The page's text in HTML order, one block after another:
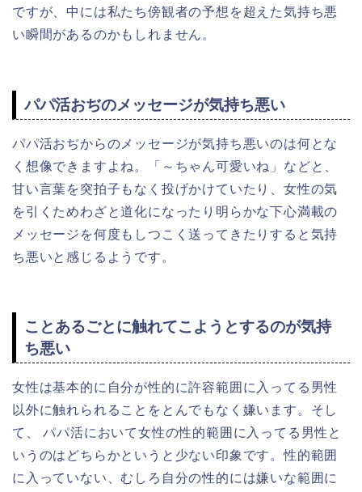
ですが、中には私たち傍観者の予想を超えた気持ち悪
い瞬間があるのかもしれません。
パパ活おぢのメッセージが気持ち悪い
パパ活おぢからのメッセージが気持ち悪いのは何とな
く想像できますよね。「～ちゃん可愛いね」などと、
甘い言葉を突拍子もなく投げかけていたり、女性の気
を引くためわざと道化になったり明らかな下心満載の
メッセージを何度もしつこく送ってきたりすると気持
ち悪いと感じるようです。
ことあるごとに触れてこようとするのが気持
ち悪い
女性は基本的に自分が性的に許容範囲に入ってる男性
以外に触れられることをとんでもなく嫌います。そし
て、 パパ活において女性の性的範囲に入ってる男性と
いうのはどちらかというと少ない印象です。性的範囲
に入っていない、むしろ自分の性的には嫌いな範囲に